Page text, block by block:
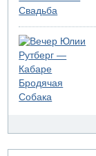
05.08.2026
Левые
"Религиозного
05.08.2026
В Дубае
Еще один